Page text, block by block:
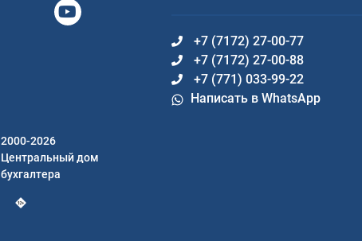
2000-2026
Центральный дом
бухгалтера
+7 (7172) 27-00-77
+7 (7172) 27-00-88
+7 (771) 033-99-22
Написать в WhatsApp